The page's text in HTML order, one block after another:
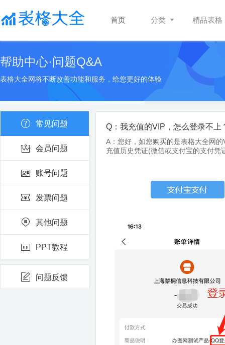
首页 分类 精品表格
帮助中心·问题Q&A
表格大全网将不断改善功能和服务，给您更好的体验
常见问题
会员问题
账号问题
发票问题
其他问题
PPT教程
问题反馈
Q：我充值的VIP，怎么登录不上
A：您好，如您购买的是表格大全网
充值历史凭证(微信或支付宝的支付